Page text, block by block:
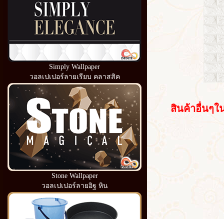
Simply Wallpaper
วอลเปเปอร์ลายเรียบ คลาสสิค
Stone Wallpaper
วอลเปเปอร์ลายอิฐ หิน
สินค้าอื่นๆใน